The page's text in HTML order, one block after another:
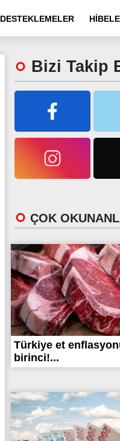
DESTEKLEMELER
Bizi Takip
ÇOK
Türkiye et
birinci!...